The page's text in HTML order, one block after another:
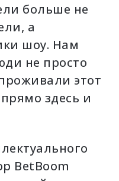
больше не
а
шоу. Нам
не просто
этот
здесь и
BetBoom